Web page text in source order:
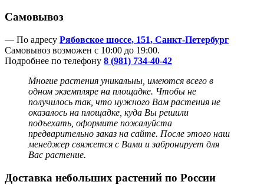
Самовывоз
— По адресу Рябовское шоссе, 151, Санкт-Петербург
Самовывоз возможен с 10:00 до 19:00.
Подробнее по телефону 8 (981) 734-40-42
Многие растения уникальны, имеются всего в
одном экземпляре на площадке. Чтобы не
получилось так, что нужного Вам растения не
оказалось на площадке, куда Вы решили
подъехать, оформите пожалуйста
предварительно заказ на сайте. После этого наш
менеджер свяжется с Вами и забронирует для
Вас растение.
Доставка небольших растений по России